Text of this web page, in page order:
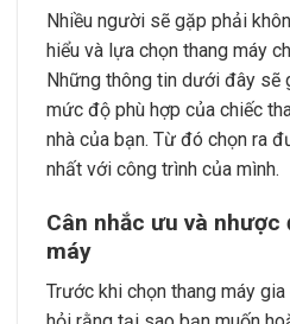
Nhiều người sẽ gặp phải
hiểu và lựa chọn thang máy
Những thông tin dưới đây sẽ
mức độ phù hợp của chiếc
nhà của bạn. Từ đó chọn ra
nhất với công trình của mình.
Cân nhắc ưu và
máy
Trước khi chọn thang máy